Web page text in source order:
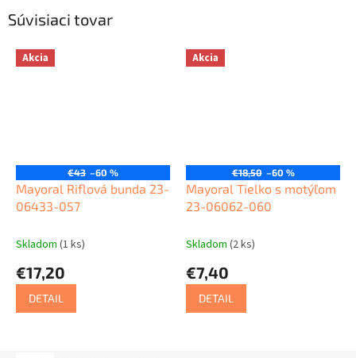
Súvisiaci tovar
Akcia
€43 –60 %
Mayoral Riflová bunda 23-
06433-057
Skladom (1 ks)
€17,20
DETAIL
Akcia
€18,50 –60 %
Mayoral Tielko s motýľom
23-06062-060
Skladom (2 ks)
€7,40
DETAIL